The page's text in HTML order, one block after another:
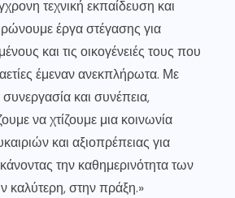
τεχνική εκπαίδευση και
έργα στέγασης για
και τις οικογένειές τους που
έμεναν ανεκπλήρωτα. Με
συνεργασία και συνέπεια,
να χτίζουμε μια κοινωνία
και αξιοπρέπειας για
την καθημερινότητα των
καλύτερη, στην πράξη.»